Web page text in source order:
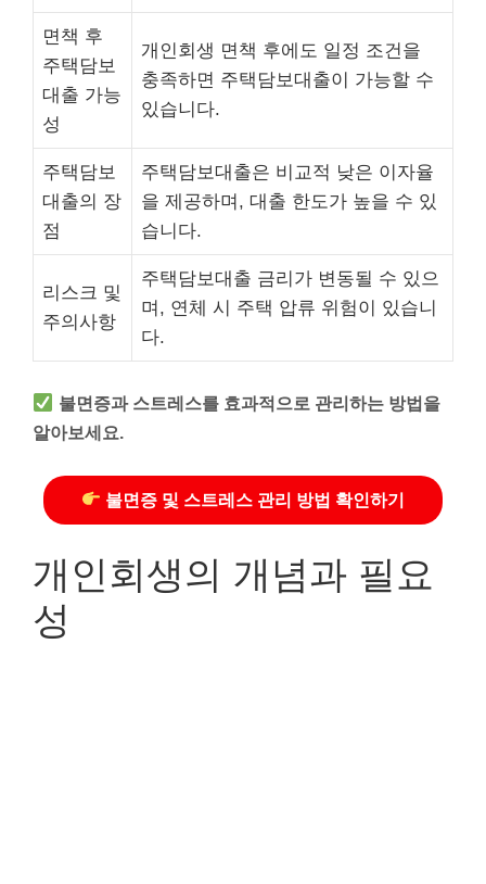
면책 후
주택담보
대출 가능
성
개인회생 면책 후에도 일정 조건을
충족하면 주택담보대출이 가능할 수
있습니다.
주택담보
대출의 장
점
주택담보대출은 비교적 낮은 이자율
을 제공하며, 대출 한도가 높을 수 있
습니다.
리스크 및
주의사항
주택담보대출 금리가 변동될 수 있으
며, 연체 시 주택 압류 위험이 있습니
다.
불면증과 스트레스를 효과적으로 관리하는 방법을
알아보세요.
불면증 및 스트레스 관리 방법 확인하기
개인회생의 개념과 필요
성